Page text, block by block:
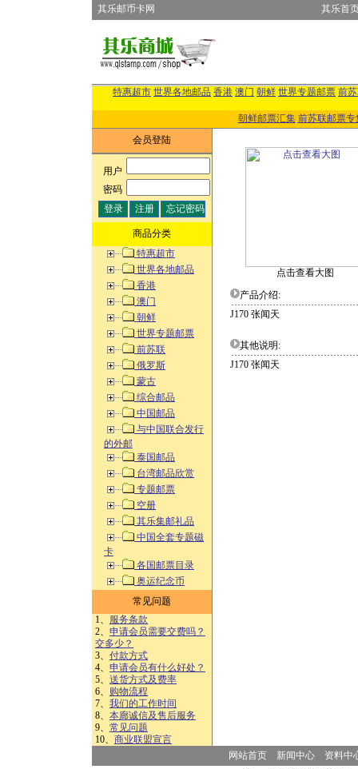
其乐邮币卡网 其乐首
特惠超市 世界各地邮品 香港 澳门 朝鲜 世界专题邮票 前
朝鲜邮票汇集 前苏联邮票专
会员登陆
用户:
密码:
商品分类
特惠超市
世界各地邮品
香港
澳门
朝鲜
世界专题邮票
前苏联
俄罗斯
蒙古
综合邮品
中国邮品
与中国联合发行
的外邮
泰国邮品
台湾邮品欣赏
专题邮票
空册
其乐集邮礼品
中国全套专题磁
卡
各国邮票目录
奥运纪念币
常见问题
1、 服务条款
2、 申请会员需要交费吗？
交多少？
3、 付款方式
4、 申请会员有什么好处？
5、 送货方式及费率
6、 购物流程
7、 我们的工作时间
8、 本廊诚信及售后服务
9、 常见问题
10、 商业联盟宣言
点击查看大图
产品介绍:
J170 张闻天
其他说明:
J170 张闻天
网站首页 新闻中心
资料中